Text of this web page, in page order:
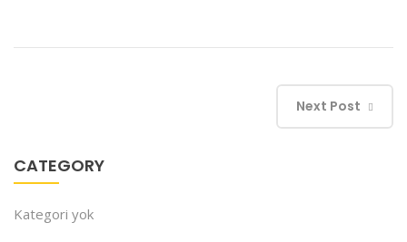
Next Post
CATEGORY
Kategori yok